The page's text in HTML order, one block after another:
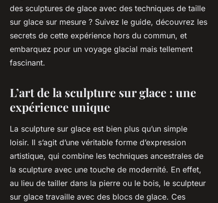
des sculptures de glace avec des techniques de taille
sur glace sur mesure ? Suivez le guide, découvrez les
secrets de cette expérience hors du commun, et
embarquez pour un voyage glacial mais tellement
fascinant.
L’art de la sculpture sur glace : une
expérience unique
La sculpture sur glace est bien plus qu’un simple
loisir. Il s’agit d’une véritable forme d’expression
artistique, qui combine les techniques ancestrales de
la sculpture avec une touche de modernité. En effet,
au lieu de tailler dans la pierre ou le bois, le sculpteur
sur glace travaille avec des blocs de glace. Ces